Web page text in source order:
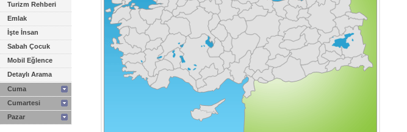
Turizm Rehberi
Emlak
İşte İnsan
Sabah Çocuk
Mobil Eğlence
Detaylı Arama
Cuma
Cumartesi
Pazar